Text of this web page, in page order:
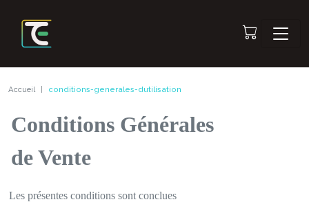
Accueil conditions-generales-dutilisation
Conditions Générales
de Vente
Les présentes conditions sont conclues